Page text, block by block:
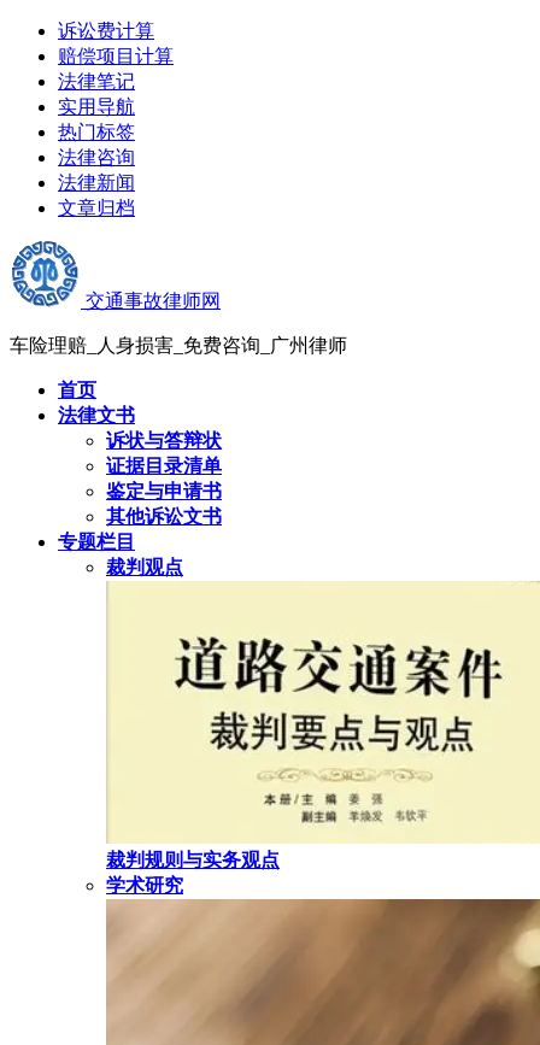
诉讼费计算
赔偿项目计算
法律笔记
实用导航
热门标签
法律咨询
法律新闻
文章归档
交通事故律师网
车险理赔_人身损害_免费咨询_广州律师
首页
法律文书
诉状与答辩状
证据目录清单
鉴定与申请书
其他诉讼文书
专题栏目
裁判观点
裁判规则与实务观点
学术研究